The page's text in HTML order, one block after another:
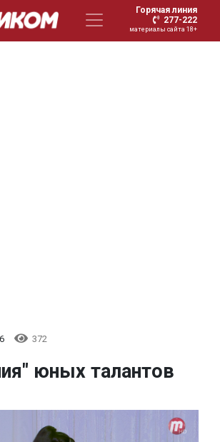
Горячая линия
277-222
материалы сайта 18+
372
юных талантов